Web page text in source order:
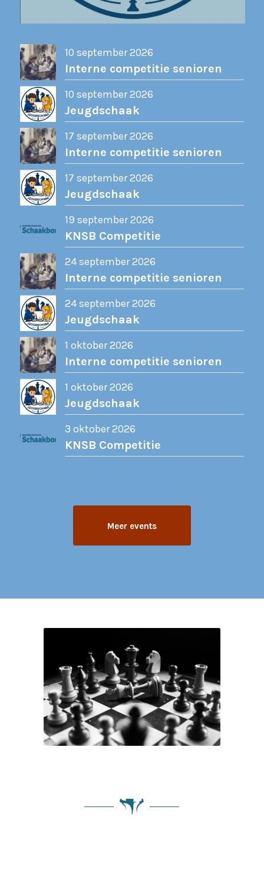
10 september 2026
Interne competitie senioren
10 september 2026
Jeugdschaak
17 september 2026
Interne competitie senioren
17 september 2026
Jeugdschaak
19 september 2026
KNSB Competitie
24 september 2026
Interne competitie senioren
24 september 2026
Jeugdschaak
1 oktober 2026
Interne competitie senioren
1 oktober 2026
Jeugdschaak
3 oktober 2026
KNSB Competitie
Meer events